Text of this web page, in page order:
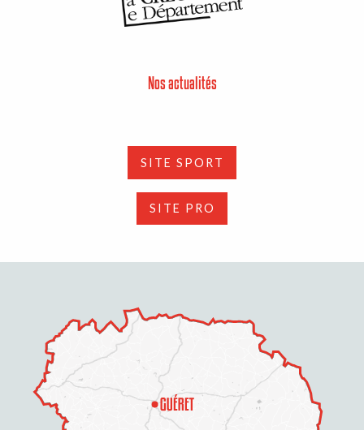
Nos actualités
SITE SPORT
SITE PRO